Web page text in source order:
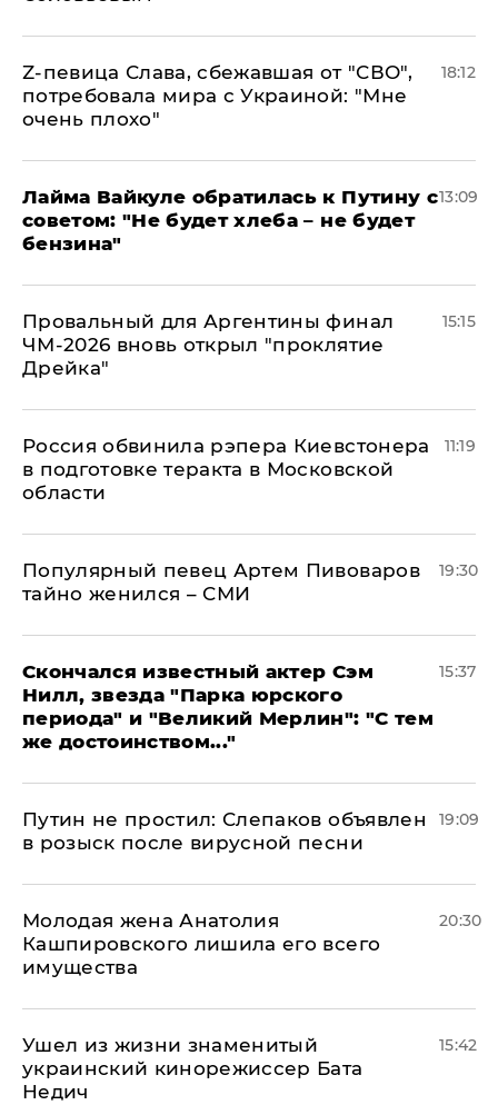
Z-певица Слава, сбежавшая от "СВО",
потребовала мира с Украиной: "Мне
очень плохо"
18:12
Лайма Вайкуле обратилась к Путину с
советом: "Не будет хлеба – не будет
бензина"
13:09
Провальный для Аргентины финал
ЧМ-2026 вновь открыл "проклятие
Дрейка"
15:15
Россия обвинила рэпера Киевстонера
в подготовке теракта в Московской
области
11:19
Популярный певец Артем Пивоваров
тайно женился – СМИ
19:30
Скончался известный актер Сэм
Нилл, звезда "Парка юрского
периода" и "Великий Мерлин": "С тем
же достоинством..."
15:37
Путин не простил: Слепаков объявлен
в розыск после вирусной песни
19:09
Молодая жена Анатолия
Кашпировского лишила его всего
имущества
20:30
Ушел из жизни знаменитый
украинский кинорежиссер Бата
Недич
15:42